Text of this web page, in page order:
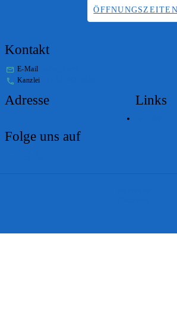
ÖFFNUNGSZEITEN
Kontakt
E-Mail
Kanzlei
Adresse Links
Folge uns auf